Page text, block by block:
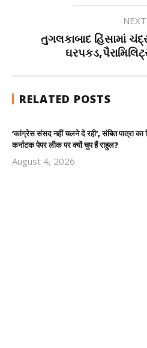
NEXT
તુગલકાબાદ હિંસામાં
RELATED POSTS
‘कांग्रेस संसद नहीं चलने दे रही’, संबित पात्रा
कर्नाटक पेपर लीक पर क्यों चुप हैं राहुल?
August 4, 2026